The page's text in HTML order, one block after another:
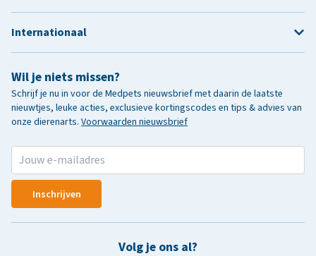
Wil je niets missen?
Schrijf je nu in voor de Medpets nieuwsbrief met daarin de laatste
nieuwtjes, leuke acties, exclusieve kortingscodes en tips & advies van
onze dierenarts. Voorwaarden nieuwsbrief
Inschrijven
Volg je ons al?
Internationaal